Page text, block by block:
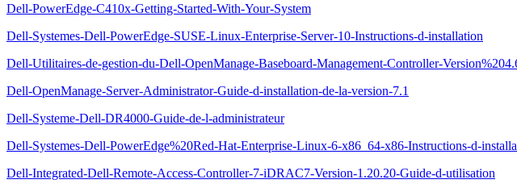
Dell-PowerEdge-C410x-Getting-Started-With-Your-System
Dell-Systemes-Dell-PowerEdge-SUSE-Linux-Enterprise-Server-10-Instructions-d-installation
Dell-Utilitaires-de-gestion-du-Dell-OpenManage-Baseboard-Management-Controller-
Dell-OpenManage-Server-Administrator-Guide-d-installation-de-la-version-7.1
Dell-Systeme-Dell-DR4000-Guide-de-l-administrateur
Dell-Systemes-Dell-PowerEdge%20Red-Hat-Enterprise-Linux-6-x86_64-x86-Instructions-d-
Dell-Integrated-Dell-Remote-Access-Controller-7-iDRAC7-Version-1.20.20-Guide-d-utilisation